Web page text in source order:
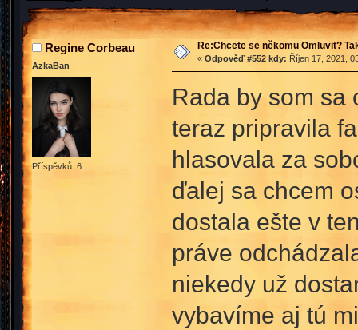
Regine Corbeau
AzkaBan
Příspěvků: 6
Re:Chcete se někomu Omluvit?
« Odpověď #552 kdy: Říjen 17, 2021,
Rada by som sa
teraz pripravila
hlasovala za
ďalej sa chcem
dostala ešte v
práve
niekedy už
vybavíme aj tú